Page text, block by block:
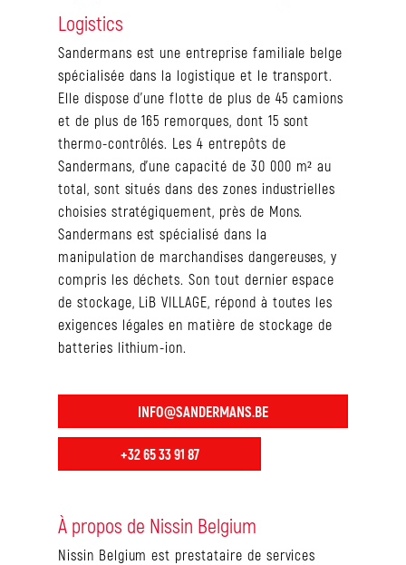
Logistics
Sandermans est une entreprise familiale belge
spécialisée dans la logistique et le transport.
Elle dispose d’une flotte de plus de 45 camions
et de plus de 165 remorques, dont 15 sont
thermo-contrôlés. Les 4 entrepôts de
Sandermans, d’une capacité de 30 000 m² au
total, sont situés dans des zones industrielles
choisies stratégiquement, près de Mons.
Sandermans est spécialisé dans la
manipulation de marchandises dangereuses, y
compris les déchets. Son tout dernier espace
de stockage, LiB VILLAGE, répond à toutes les
exigences légales en matière de stockage de
batteries lithium-ion.
INFO@SANDERMANS.BE
+32 65 33 91 87
À propos de Nissin Belgium
Nissin Belgium est prestataire de services